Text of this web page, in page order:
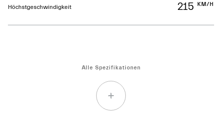
Höchstgeschwindigkeit 215 KM/H
Alle Spezifikationen